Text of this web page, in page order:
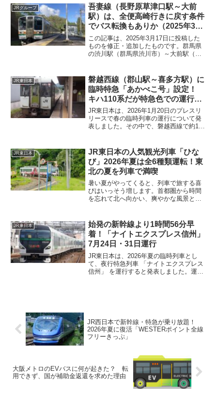
は、西武鉄道 とのコラボレーション。西
武線の中でも都市近郊路線として多くの
利用者を抱える 西武新宿線 が、運転シミ
ュレータの世界に入線します。
JRグループ
吾妻線（長野原草津口駅～大前
駅）は、全便高崎行きに戻す条件
でバス転換もありか（2025年3月
17日投稿分 修正追加あり）
この記事は、2025年3月17日に投稿した
ものを修正・追加したものです。群馬県
の渋川駅（群馬県渋川市）～大前駅（群
長野原草津駅～大前駅間については利用
者が少なくJR東日本から2024年3月22日
に存続・廃止の前提を置かずに地域公共
交通のあり方を検討するよう申し入れが
ありました。どういった選択肢があるの
か検討してみたいと思います。
JR東日本
磐越西線（郡山駅～喜多方駅）に
臨時特急「あかべこ号」設定！
キハ110系だが特急色での運行と
はならず
JR東日本は、2026年1月20日のプレスリ
リースで春の臨時列車の運行について発
表しました。その中で、磐越西線で約16
「秋田リレー号」の復刻塗装ではないよ
うです（プレスリリースの写真より）。
JR東日本
JR東日本の人気観光列車「ひな
び」2026年夏は全6種類運転！東
北の夏を列車で満喫
暑い夏がやってくると、列車で旅する喜
びはいっそう増します。首都圏から時間
を忘れて北へ向かい、爽やかな風景と地
「ひなび（陽旅）」です。「ひなび」
は、のんびりした時間の...
JR東日本
始発の新幹線より1時間56分早
着！「ナイトエクスプレス信州」
7月24日・31日運行
JR東日本は、2026年夏の臨時列車とし
て、夜行特急列車 「ナイトエクスプレス
信州」 を運行すると発表しました。運転
JR西日本で新幹線・特急が乗り放題！
2026年夏に復活「WESTERポイント全線
フリーきっぷ」
大阪メトロのEVバスに何が起きた？ 転
用できず、国が補助金返還を求めた理由